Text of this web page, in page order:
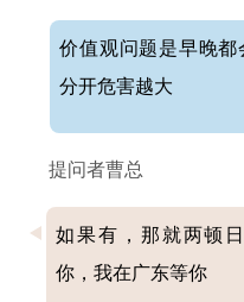
价值观问题是早晚都
分开危害越大
提问者曹总
如果有，那就两顿
你，我在广东等你